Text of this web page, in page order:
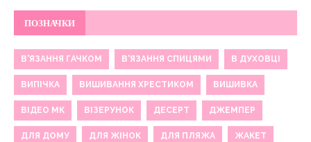
ПОЗНАЧКИ
В'ЯЗАННЯ ГАЧКОМ В'ЯЗАННЯ СПИЦЯМИ В ДУХОВЦІ
ВИПІЧКА ВИШИВАННЯ ХРЕСТИКОМ ВИШИВКА
ВІДЕО МК ВІЗЕРУНОК ДЕСЕРТ ДЖЕМПЕР
ДЛЯ ДОМУ ДЛЯ ЖІНОК ДЛЯ ПЛЯЖА ЖАКЕТ